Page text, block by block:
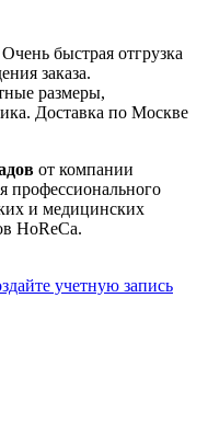
быстрая отгрузка
заказа.
размеры,
Доставка по Москве
от компании
профессионального
и медицинских
HoReCa.
учетную запись